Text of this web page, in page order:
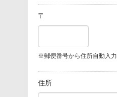
〒
※郵便番号から住所自動入力
住所